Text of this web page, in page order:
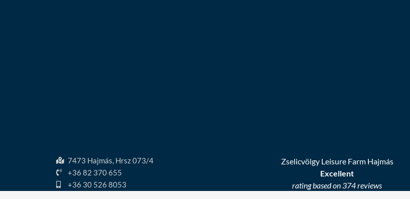
7473 Hajmás, Hrsz 073/4
+36 82 370 655
+36 30 526 8053
Zselicvölgy Leisure Farm Hajmás
Excellent
rating based on 374 reviews